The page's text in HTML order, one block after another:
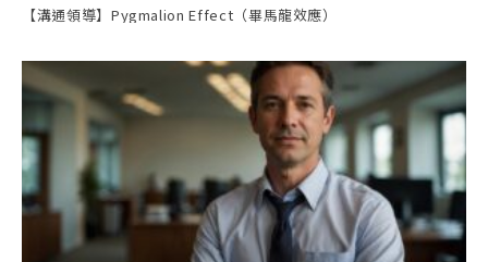
【溝通領導】Pygmalion Effect（畢馬龍效應）